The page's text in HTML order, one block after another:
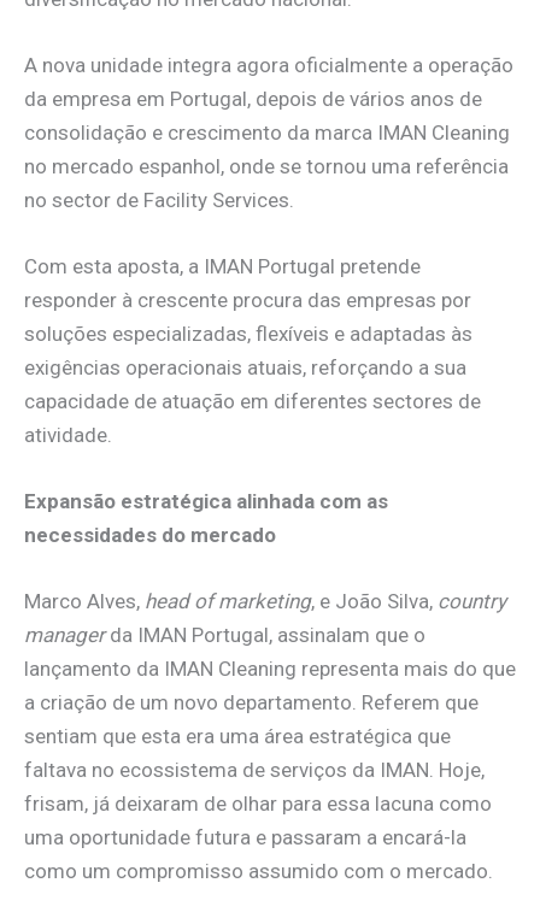
A nova unidade integra agora oficialmente a operação
da empresa em Portugal, depois de vários anos de
consolidação e crescimento da marca IMAN Cleaning
no mercado espanhol, onde se tornou uma referência
no sector de Facility Services.
Com esta aposta, a IMAN Portugal pretende
responder à crescente procura das empresas por
soluções especializadas, flexíveis e adaptadas às
exigências operacionais atuais, reforçando a sua
capacidade de atuação em diferentes sectores de
atividade.
Expansão estratégica alinhada com as
necessidades do mercado
Marco Alves, head of marketing, e João Silva, country
managerda IMAN Portugal, assinalam que o
lançamento da IMAN Cleaning representa mais do que
a criação de um novo departamento. Referem que
sentiam que esta era uma área estratégica que
faltava no ecossistema de serviços da IMAN. Hoje,
frisam, já deixaram de olhar para essa lacuna como
uma oportunidade futura e passaram a encará-la
como um compromisso assumido com o mercado.